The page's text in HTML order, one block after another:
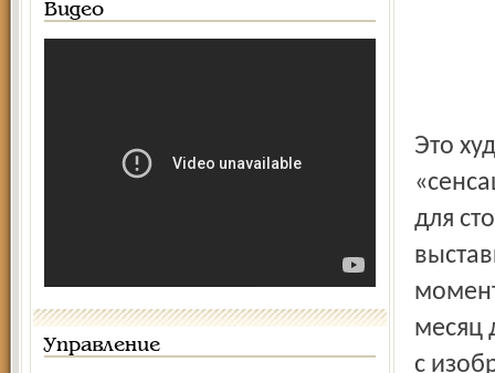
Видео
Управление
Это художественное мероприятие уже названо знатоками
для
месяц
с